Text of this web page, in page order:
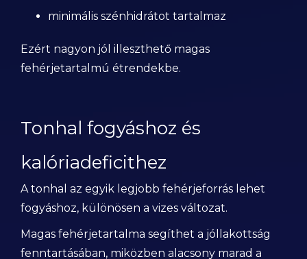
minimális szénhidrátot tartalmaz
Ezért nagyon jól illeszthető magas
fehérjetartalmú étrendekbe.
Tonhal fogyáshoz és
kalóriadeficithez
A tonhal az egyik legjobb fehérjeforrás lehet
fogyáshoz, különösen a vizes változat.
Magas fehérjetartalma segíthet a jóllakottság
fenntartásában, miközben alacsony marad a